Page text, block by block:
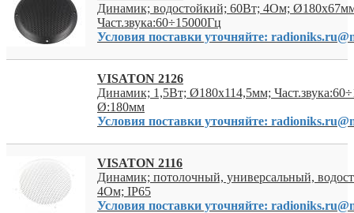
Динамик; водостойкий; 60Вт; 4Ом;
Част.звука:60÷15000Гц
Условия поставки уточняйте:
VISATON 2126
Динамик; 1,5Вт; Ø180x114,5мм;
Ø:180мм
Условия поставки уточняйте:
VISATON 2116
Динамик; потолочный, универсальный,
4Ом; IP65
Условия поставки уточняйте: